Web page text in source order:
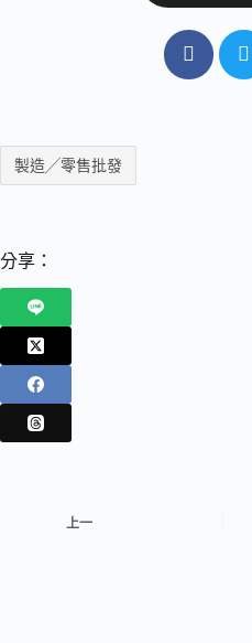
製造╱零售批發
分享：
上一